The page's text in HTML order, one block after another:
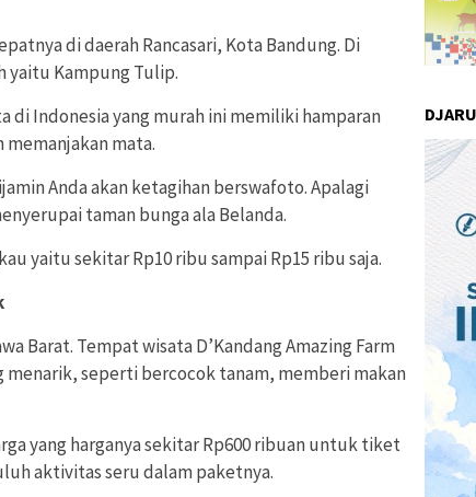
di daerah Rancasari, Kota Bandung. Di
yaitu Kampung Tulip.
di Indonesia yang murah ini memiliki hamparan
mata.
Anda akan ketagihan berswafoto. Apalagi
taman bunga ala Belanda.
yaitu sekitar Rp10 ribu sampai Rp15 ribu saja.
Barat. Tempat wisata D’Kandang Amazing Farm
menarik, seperti bercocok tanam, memberi makan
yang harganya sekitar Rp600 ribuan untuk tiket
aktivitas seru dalam paketnya.